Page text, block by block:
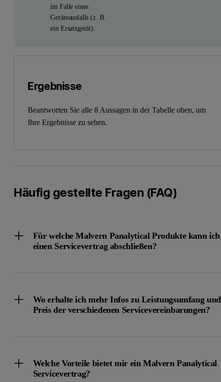
im Falle eines
Geräteausfalls (z. B.
ein Ersatzgerät).
Ergebnisse
Beantworten Sie alle 8 Aussagen in der Tabelle oben, um
Ihre Ergebnisse zu sehen.
WIR EMPFEHLEN
1- oder 2-Star-Servicevereinbarung
3- oder 4-Star-Servicevereinbarung
Datenrobustheit, Geräteverfügbarkeit und/oder Compliance
Häufig gestellte Fragen (FAQ)
Für welche Malvern Panalytical Produkte kann ich
einen Servicevertrag abschließen?
Wo erhalte ich mehr Infos zu Leistungsumfang und
Preis der verschiedenen Servicevereinbarungen?
Welche Vorteile bietet mir ein Malvern Panalytical
Servicevertrag?